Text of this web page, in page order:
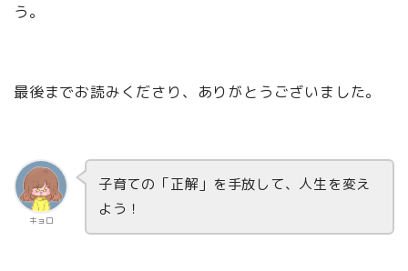
う。
最後までお読みくださり、ありがとうございました。
キョロ
子育ての「正解」を手放して、人生を変え
よう！